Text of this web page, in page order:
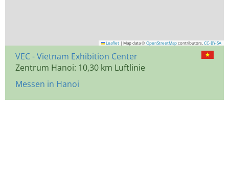
Leaflet | Map data © OpenStreetMap contributors, CC-BY-SA
VEC - Vietnam Exhibition Center
Zentrum Hanoi: 10,30 km Luftlinie
Messen in Hanoi